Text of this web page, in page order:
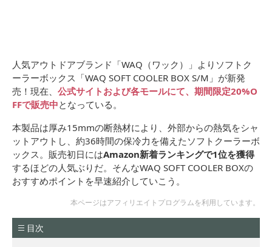
人気アウトドアブランド「WAQ（ワック）」よりソフトク
ーラーボックス「WAQ SOFT COOLER BOX S/M」が新発
売！現在、 公式サイトおよび各モールにて、期間限定20%O
FFで販売中となっている。
本製品は厚み15mmの断熱材により、外部からの熱気をシャ
ットアウトし、約36時間の保冷力を備えたソフトクーラーボ
ックス。販売初日にはAmazon新着ランキングで1位を獲得
するほどの人気ぶりだ。そんなWAQ SOFT COOLER BOXの
おすすめポイントを早速紹介していこう。
本ページはアフィリエイトプログラムを利用しています。
目次